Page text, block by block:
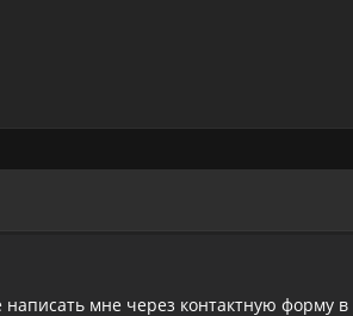
мне через контактную форму в